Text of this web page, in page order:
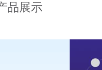
品展示